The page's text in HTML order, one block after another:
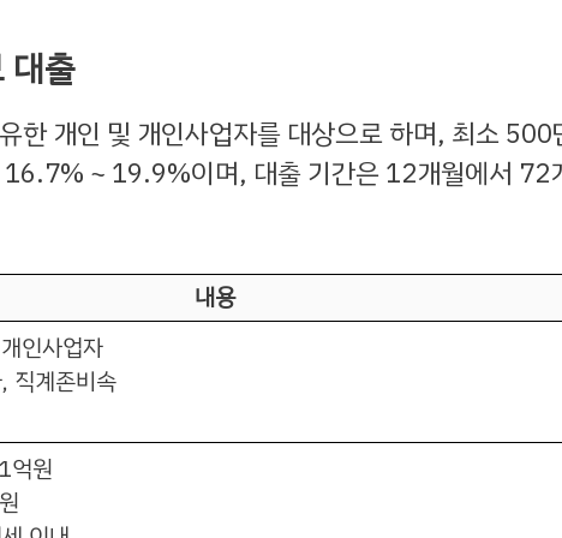
대출
한 개인 및 개인사업자를 대상으로 하며, 최소 500
~ 19.9%이며, 대출 기간은 12개월에서 72
내용
인사업자
직계존비속
억원